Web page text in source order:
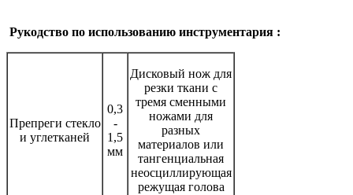
Рукодство по использованию инструментария :
Препреги стекло
и углетканей
0,3
-
1,5
мм
Дисковый нож для
резки ткани с
тремя сменными
ножами для
разных
материалов или
тангенциальная
неосциллирующая
режущая голова